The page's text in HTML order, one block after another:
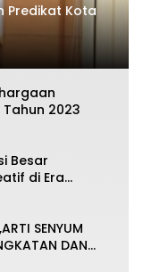
Predikat Kota
2023
Besar
di Era
SENYUM
DAN